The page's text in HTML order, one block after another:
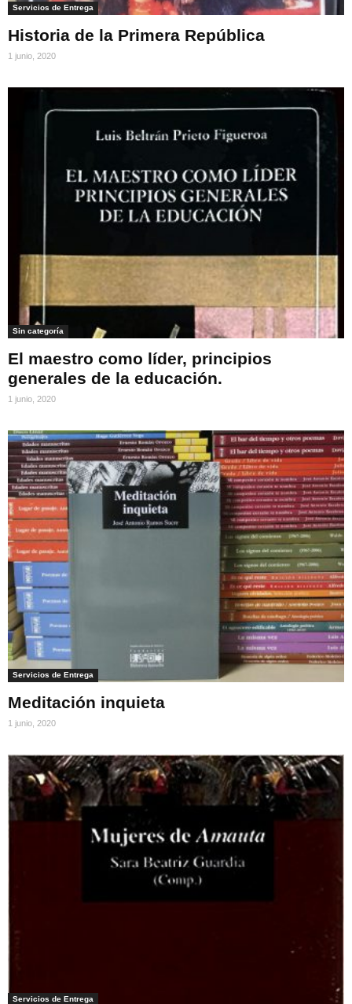
Servicios de Entrega
Historia de la Primera República
1 junio, 2020
Sin categoría
El maestro como líder, principios
generales de la educación.
1 junio, 2020
Servicios de Entrega
Meditación inquieta
1 junio, 2020
Servicios de Entrega